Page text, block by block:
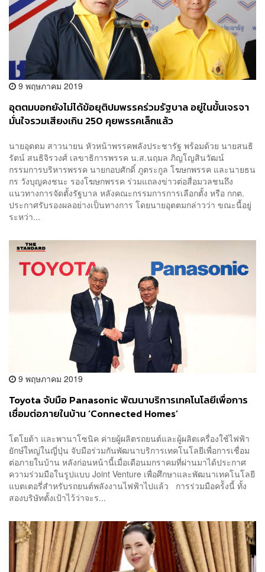
9 พฤษภาคม 2019
อุตตมบอกยังไม่ได้ข้อยุติปมพรรคร่วมรัฐบาล อยู่ในขั้นเจรจา
มั่นใจรวมเสียงเกิน 250 คุยพรรคเล็กแล้ว
นายอุตตม สาวนายน หัวหน้าพรรคพลังประชารัฐ พร้อมด้วย นายสนธิ
รัตน์ สนธิจิรวงศ์ เลขาธิการพรรค น.ส.นฤมล ภิญโญสินวัฒน์
กรรมการบริหารพรรค นายกอบศักดิ์ ภูตระกูล โฆษกพรรค และนายธน
กร วังบุญคงชนะ รองโฆษกพรรค ร่วมแถลงข่าวต่อสื่อมวลชนถึง
แนวทางการจัดตั้งรัฐบาล หลังคณะกรรมการการเลือกตั้ง หรือ กกต.
ประกาศรับรองผลอย่างเป็นทางการ โดยนายอุตตมกล่าวว่า ขณะนี้อยู่
ระหว่า...
9 พฤษภาคม 2019
Toyota จับมือ Panasonic พัฒนาบริการเทคโนโลยีเพื่อการ
เชื่อมต่อภายในบ้าน ‘Connected Homes’
โตโยต้า และพานาโซนิค ค่ายผู้ผลิตรถยนต์และผู้ผลิตเครื่องใช้ไฟฟ้า
ยักษ์ใหญ่ในญี่ปุ่น จับมือร่วมกันพัฒนาบริการเทคโนโลยีเพื่อการเชื่อม
ต่อภายในบ้าน หลังก่อนหน้านี้เมื่อเดือนมกราคมที่ผ่านมาได้ประกาศ
ความร่วมมือในรูปแบบ Joint Venture เพื่อศึกษาและพัฒนาเทคโนโลยี
แบตเตอรี่สำหรับรถยนต์พลังงานไฟฟ้าไปแล้ว การร่วมมือคร้ังนี้ ทั้ง
สองบริษัทตั้งเป้าไว้ว่าจะร...